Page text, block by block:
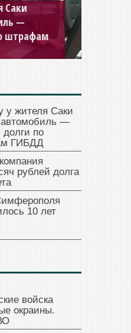
Саки
—
штрафам
рублей
счета
у жителя Саки
—
долги по
ГИБДД
рублей долга
10 лет
войска
окраины.